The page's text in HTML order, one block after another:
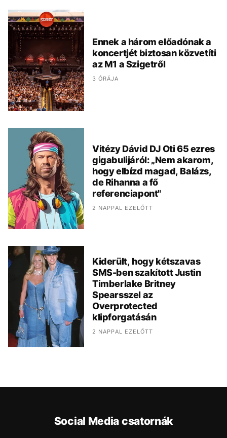
Ennek a három előadónak a
koncertjét biztosan közvetíti
az M1 a Szigetről
3 ÓRÁJA
Vitézy Dávid DJ Oti 65 ezres
gigabulijáról: „Nem akarom,
hogy elbízd magad, Balázs,
de Rihanna a fő
referenciapont"
2 NAPPAL EZELŐTT
Kiderült, hogy kétszavas
SMS-ben szakított Justin
Timberlake Britney
Spearsszel az
Overprotected
klipforgatásán
2 NAPPAL EZELŐTT
Social Media csatornák